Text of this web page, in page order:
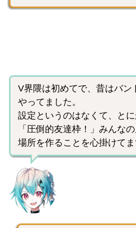
V界隈は初めてで、昔はバン
やってました。
設定というのはなくて、と
「圧倒的友達枠！」みんな
場所を作ることを心掛けて